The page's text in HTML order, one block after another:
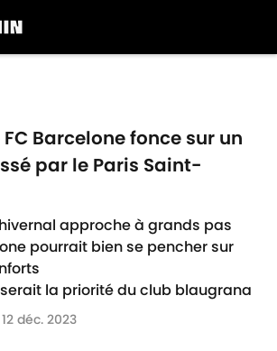
Barcelone fonce sur un
par le Paris Saint-
approche à grands pas
pourrait bien se pencher sur
la priorité du club blaugrana
12 déc. 2023